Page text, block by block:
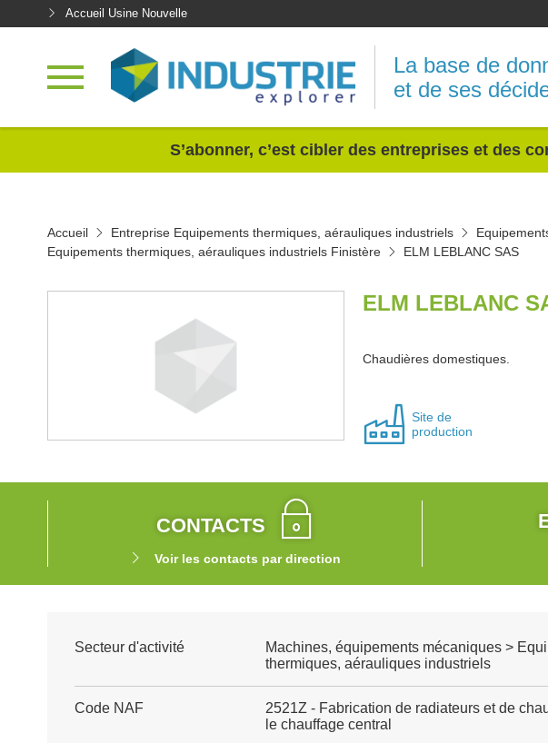
Accueil Usine Nouvelle
La base de
et de ses
S’abonner, c’est cibler des entreprises et des
Accueil Entreprise Equipements thermiques, aérauliques industriels
Equipements thermiques, aérauliques industriels Finistère
ELM LEBLANC SAS
ELM LEBLANC
Chaudières domestiques.
Site de
production
CONTACTS
Voir les contacts par direction
Secteur d'activité
Machines, équipements mécaniques >
thermiques, aérauliques industriels
Code NAF
2521Z - Fabrication de radiateurs et de
le chauffage central